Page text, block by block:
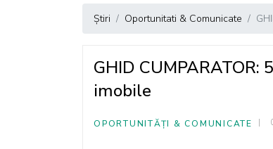
Știri Oportunitati & Comunicate
GHID
imobile
OPORTUNITĂȚI & COMUNICATE